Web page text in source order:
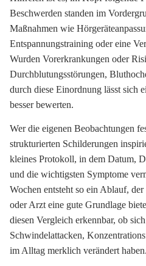
Beschwerden standen im
Maßnahmen wie
Entspannungstraining oder eine
Wurden Vorerkrankungen oder
Durchblutungsstörungen,
durch diese Einordnung lässt sich
besser bewerten.
Wer die eigenen Beobachtungen
strukturierten Schilderungen
kleines Protokoll, in dem Datum,
und die wichtigsten Symptome
Wochen entsteht so ein Ablauf,
oder Arzt eine gute Grundlage
diesen Vergleich erkennbar, ob
Schwindelattacken,
im Alltag merklich verändert haben.